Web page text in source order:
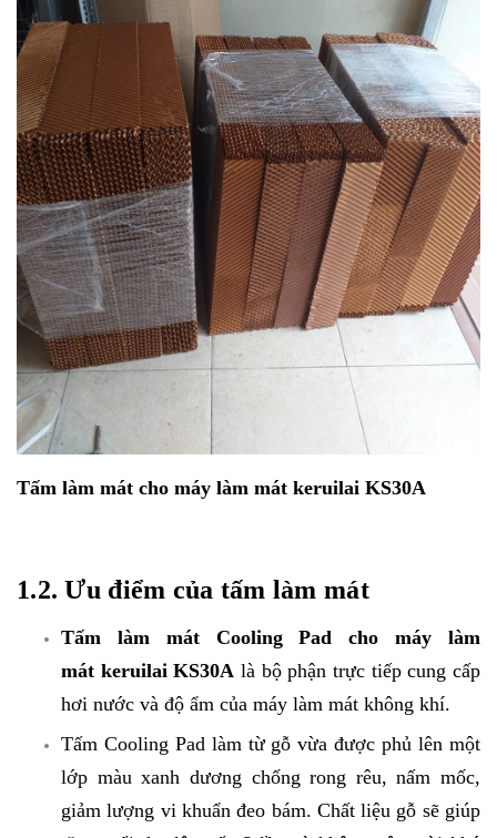
Tấm làm mát cho máy làm mát keruilai KS30A
1.2. Ưu điểm của tấm làm mát
Tấm làm mát Cooling Pad cho máy làm
mát keruilai KS30A là bộ phận trực tiếp cung cấp
hơi nước và độ ẩm của máy làm mát không khí.
Tấm Cooling Pad làm từ gỗ vừa được phủ lên một
lớp màu xanh dương chống rong rêu, nấm mốc,
giảm lượng vi khuẩn đeo bám. Chất liệu gỗ sẽ giúp